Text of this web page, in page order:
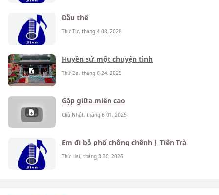
Dẫu thế
Thứ Tư, tháng 4 08, 2026
Huyền sử một chuyện tình
Thứ Ba, tháng 6 24, 2025
Gặp giữa miền cao
Chủ Nhật, tháng 6 01, 2025
Em đi bỏ phố chông chênh | Tiên Trà
Thứ Hai, tháng 3 30, 2026